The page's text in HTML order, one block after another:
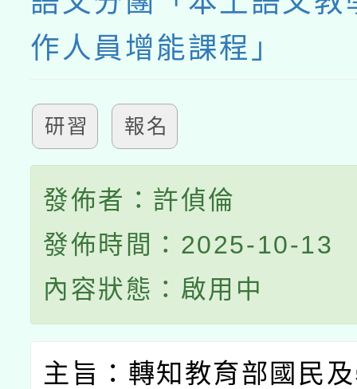
作人員增能課程」
研習 報名
發佈者：許偵倫
發佈時間：2025-10-13
內容狀態：啟用中
主旨：轉知教育部國民